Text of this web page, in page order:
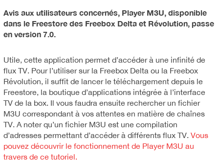
Avis aux utilisateurs concernés, Player M3U, disponible
dans le Freestore des Freebox Delta et Révolution, passe
en version 7.0.
Utile, cette application permet d’accéder à une infinité de
flux TV. Pour l’utiliser sur la Freebox Delta ou la Freebox
Révolution, il suffit de lancer le téléchargement depuis le
Freestore, la boutique d’applications intégrée à l’interface
TV de la box. Il vous faudra ensuite rechercher un fichier
M3U correspondant à vos attentes en matière de chaînes
TV. A noter qu’un fichier M3U est une compilation
d’adresses permettant d’accéder à différents flux TV. Vous
pouvez découvrir le fonctionnement de Player M3U au
travers de ce tutoriel.